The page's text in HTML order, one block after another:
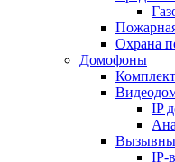
Охрана
Домофоны
IP
IP-